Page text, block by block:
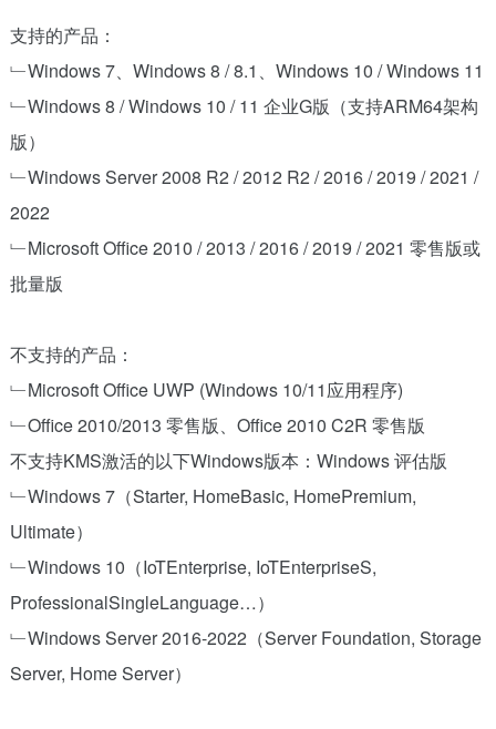
支持的产品：
﹂Windows 7、Windows 8 / 8.1、Windows 10 / Windows 11
﹂Windows 8 / Windows 10 / 11 企业G版（支持ARM64架构
版）
﹂Windows Server 2008 R2 / 2012 R2 / 2016 / 2019 / 2021 /
2022
﹂Microsoft Office 2010 / 2013 / 2016 / 2019 / 2021 零售版或
批量版
不支持的产品：
﹂Microsoft Office UWP (Windows 10/11应用程序)
﹂Office 2010/2013 零售版、Office 2010 C2R 零售版
不支持KMS激活的以下Windows版本：Windows 评估版
﹂Windows 7（Starter, HomeBasic, HomePremium,
Ultimate）
﹂Windows 10（IoTEnterprise, IoTEnterpriseS,
ProfessionalSingleLanguage…）
﹂Windows Server 2016-2022（Server Foundation, Storage
Server, Home Server）